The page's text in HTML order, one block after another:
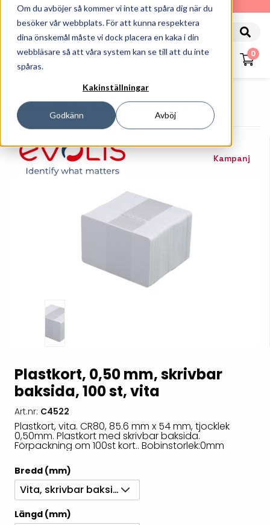
Om du avböjer så kommer vi inte att spåra dig när du
besöker vår webbplats. För att kunna respektera
dina önskemål måste vi dock placera en kaka i din
webbläsare så att våra system kan se till att du inte
spåras.
Kakinställningar
Godkänn Avböj
010-162 61 90
0
Etiketter Och Färgband
Plastkort, 0,50 Mm, Skrivbar Baksida, 100 St, Vita
Kampanj
Plastkort, 0,50 mm, skrivbar
baksida, 100 st, vita
Art.nr: C4522
Plastkort, vita. CR80, 85.6 mm x 54 mm, tjocklek
0,50mm. Plastkort med skrivbar baksida.
Förpackning om 100st kort.. Bobinstorlek:0mm
Bredd (mm)
Vita, skrivbar baksida
Längd (mm)